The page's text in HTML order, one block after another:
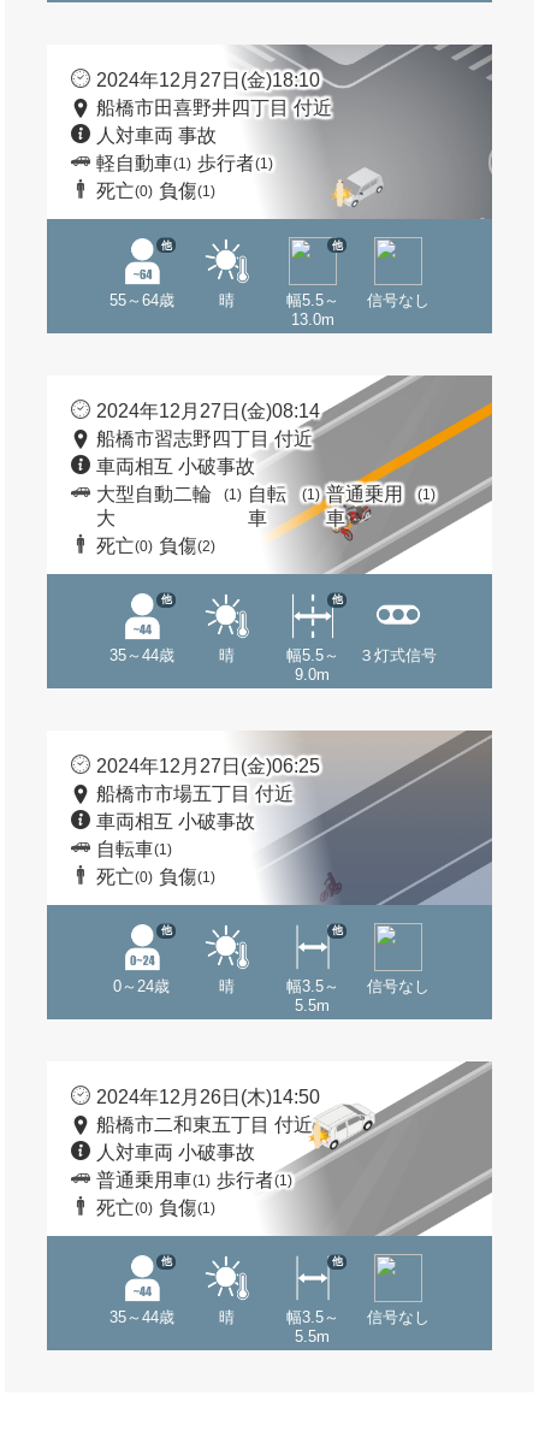
2024年12月27日(金)18:10
船橋市田喜野井四丁目 付近
人対車両 事故
軽自動車(1) 歩行者(1)
死亡(0) 負傷(1)
55～64歳
他
晴
幅5.5～
13.0m
他
信号なし
2024年12月27日(金)08:14
船橋市習志野四丁目 付近
車両相互 小破事故
大型自動二輪
大
(1) 自転
車
(1) 普通乗用
車
(1)
死亡(0) 負傷(2)
35～44歳
他
晴
幅5.5～
9.0m
他
３灯式信号
2024年12月27日(金)06:25
船橋市市場五丁目 付近
車両相互 小破事故
自転車(1)
死亡(0) 負傷(1)
0～24歳
他
晴
幅3.5～
5.5m
他
信号なし
2024年12月26日(木)14:50
船橋市二和東五丁目 付近
人対車両 小破事故
普通乗用車(1) 歩行者(1)
死亡(0) 負傷(1)
35～44歳
他
晴
幅3.5～
5.5m
他
信号なし